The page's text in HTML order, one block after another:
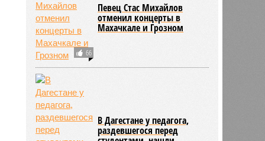
66
Певец Стас Михайлов
отменил концерты в
Махачкале и Грозном
В Дагестане у педагога,
раздевшегося перед